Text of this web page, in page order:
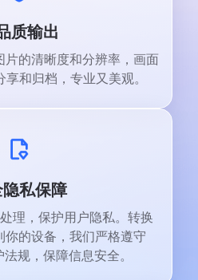
质输出
片的清晰度和分辨率，画面
和归档，专业又美观。
私保障
理，保护用户隐私。转换
你的设备，我们严格遵守
规，保障信息安全。